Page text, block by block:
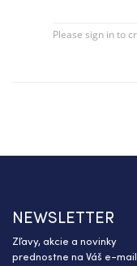
NEWSLETTER
Zľavy, akcie a novinky
prednostne na Váš e-mail.